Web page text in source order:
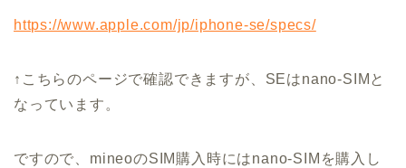
https://www.apple.com/jp/iphone-se/specs/
↑こちらのページで確認できますが、SEはnano-SIMと
なっています。
ですので、mineoのSIM購入時にはnano-SIMを購入し